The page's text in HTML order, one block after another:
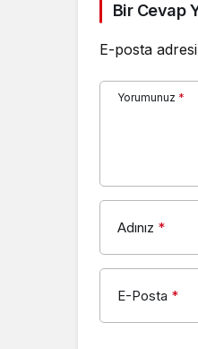
Bir Cevap
E-posta
Yorumunuz *
Adınız *
E-Posta *